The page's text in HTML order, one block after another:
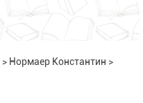
> Нормаер Константин >